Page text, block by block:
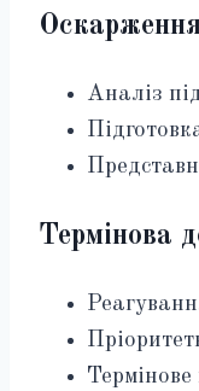
Аналіз
Термінова